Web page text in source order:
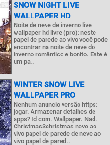
SNOW NIGHT LIVE
WALLPAPER HD
Noite de neve de inverno live
wallpaper hd livre (pro): neste
papel de parede ao vivo você pode
encontrar na noite de neve do
inverno romântico e bonito. Este é
um pa..
WINTER SNOW LIVE
WALLPAPER PRO
Nenhum anúncio versão https:
jogar. Armazenar detalhes de
apps? Id com. Wallpaper. Nad.
Christmas3christmas neve ao
vivo papel de parede de neve ao
vivo papel de pared..